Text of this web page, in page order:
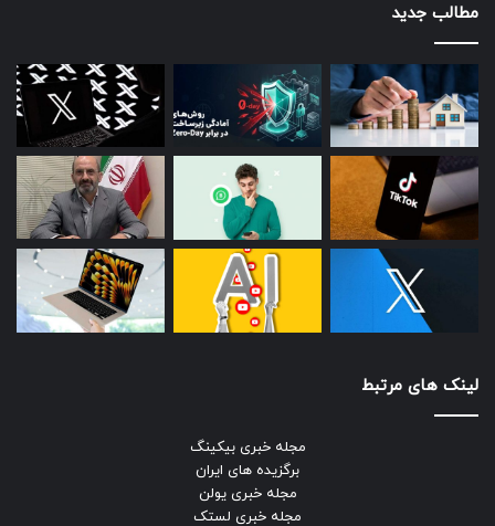
مطالب جدید
لینک های مرتبط
مجله خبری بیکینگ
برگزیده های ایران
مجله خبری یولن
مجله خبری لستک